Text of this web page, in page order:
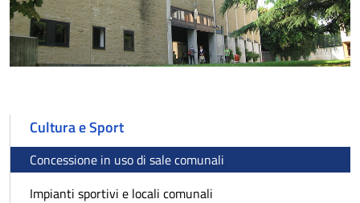
Cultura e Sport
Concessione in uso di sale comunali
Impianti sportivi e locali comunali